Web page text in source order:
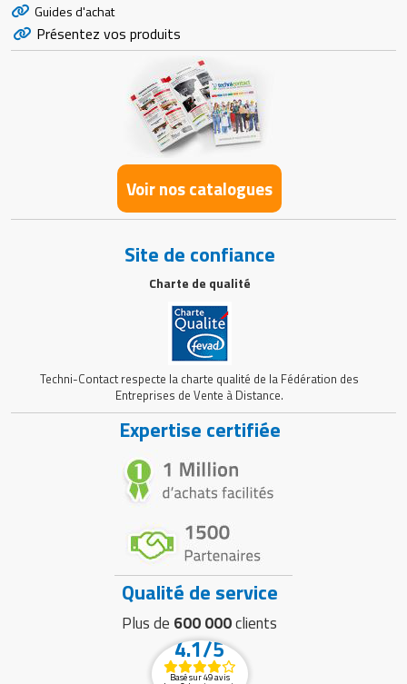
Guides d'achat
Présentez vos produits
Voir nos catalogues
Site de confiance
Charte de qualité
Techni-Contact respecte la charte qualité de la Fédération des
Entreprises de Vente à Distance.
Expertise certifiée
Qualité de service
Plus de 600 000clients
4.1/5
Basé sur 49 avis